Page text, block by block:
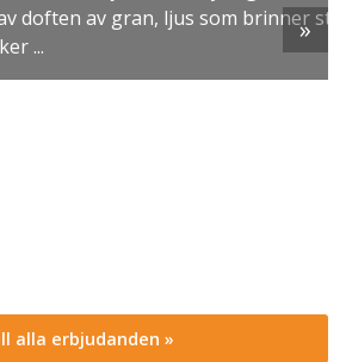
av gran, ljus som brinner stilla
»
alla erbjudanden »